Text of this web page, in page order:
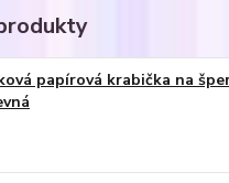
papírová krabička na